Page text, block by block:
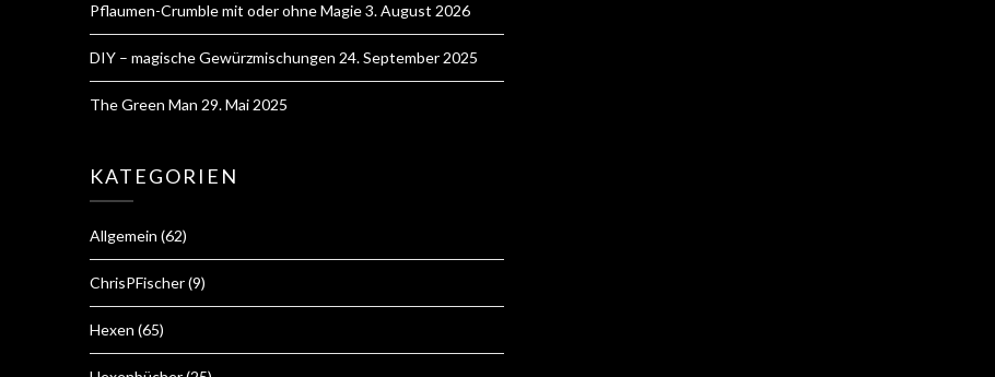
Pflaumen-Crumble mit oder ohne Magie3. August 2026
DIY – magische Gewürzmischungen 24. September 2025
The Green Man 29. Mai 2025
KATEGORIEN
Allgemein (62)
ChrisPFischer(9)
Hexen (65)